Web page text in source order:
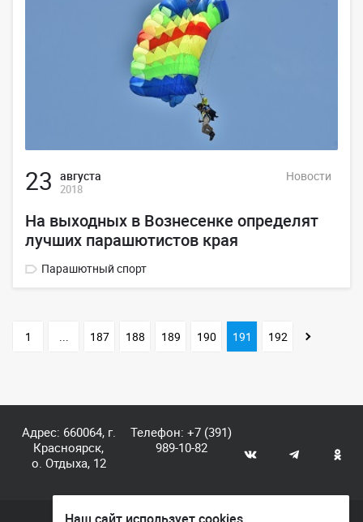
23 августа
2018
Новости
На выходных в Вознесенке определят
лучших парашютистов края
Парашютный спорт
1 ... 187 188 189 190 191 192
Адрес: 660064, г.
Красноярск,
о. Отдыха, 12
Телефон:+7 (391)
989-10-82